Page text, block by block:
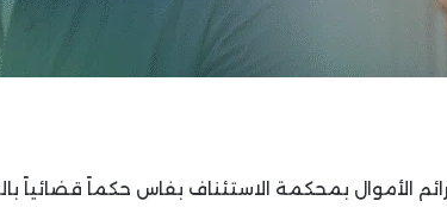
الأموال بمحكمة الاستئناف بفاس حكماً قضائياً